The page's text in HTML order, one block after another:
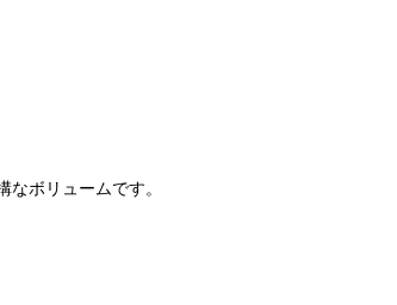
ボリュームです。